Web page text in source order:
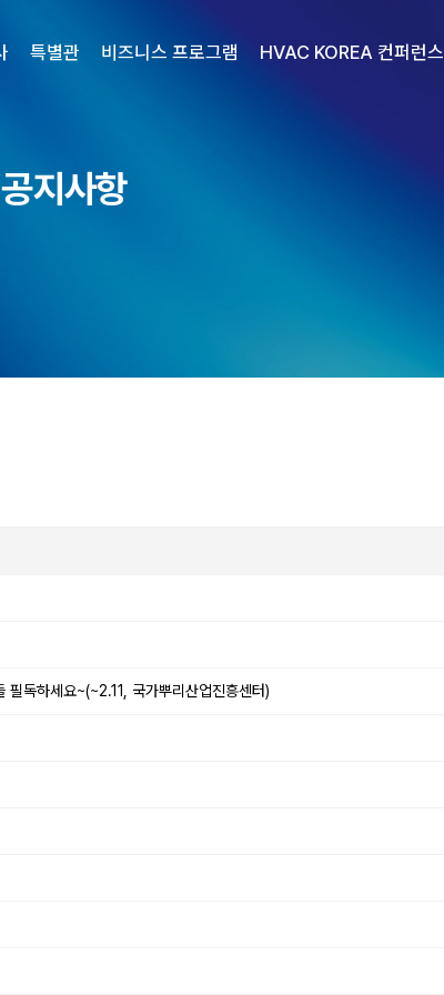
특별관 비즈니스 프로그램 HVAC KOREA 컨퍼런스
공지사항
독하세요~(~2.11, 국가뿌리산업진흥센터)